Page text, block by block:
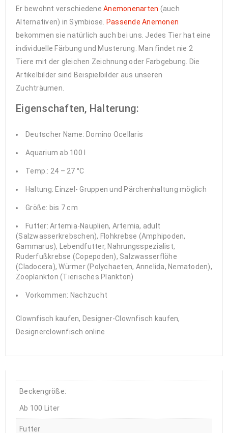
Er bewohnt verschiedene Anemonenarten (auch
Alternativen) in Symbiose.
Passende Anemonen
bekommen sie natürlich auch bei uns. Jedes Tier hat eine
individuelle Färbung und Musterung. Man findet nie 2
Tiere mit der gleichen Zeichnung oder Farbgebung. Die
Artikelbilder sind Beispielbilder aus unseren
Zuchträumen.
Eigenschaften, Halterung:
Deutscher Name: Domino Ocellaris
Aquarium ab 100 l
Temp.: 24 – 27 °C
Haltung: Einzel- Gruppen und Pärchenhaltung möglich
Größe: bis 7 cm
Futter: Artemia-Nauplien, Artemia, adult
(Salzwasserkrebschen), Flohkrebse (Amphipoden,
Gammarus), Lebendfutter, Nahrungsspezialist,
Ruderfußkrebse (Copepoden), Salzwasserflöhe
(Cladocera), Würmer (Polychaeten, Annelida, Nematoden),
Zooplankton (Tierisches Plankton)
Vorkommen: Nachzucht
Clownfisch kaufen, Designer-Clownfisch kaufen,
Designerclownfisch online
Beckengröße:
Ab 100 Liter
Futter